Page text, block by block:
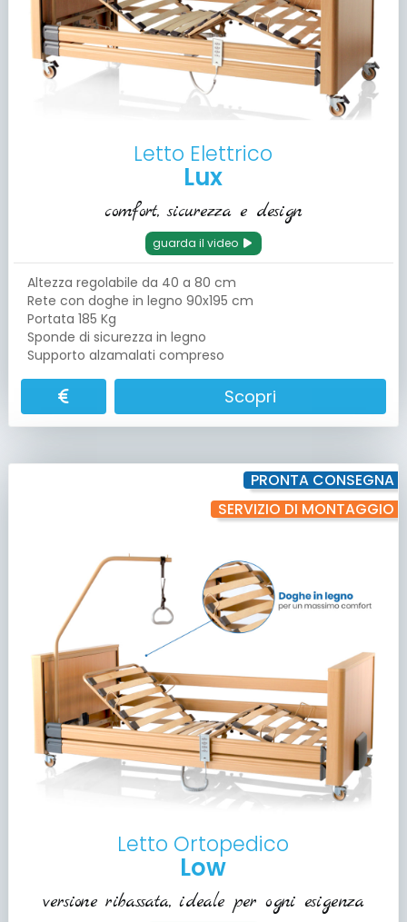
Letto Elettrico
Lux
comfort, sicurezza e design
guarda il video
Altezza regolabile da 40 a 80 cm
Rete con doghe in legno 90x195 cm
Portata 185 Kg
Sponde di sicurezza in legno
Supporto alzamalati compreso
Scopri
PRONTA CONSEGNA
SERVIZIO DI MONTAGGIO
Letto Ortopedico
Low
versione ribassata, ideale per ogni esigenza